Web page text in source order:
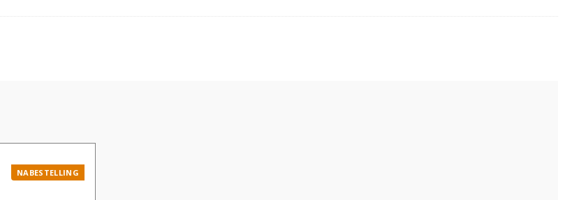
NABESTELLING